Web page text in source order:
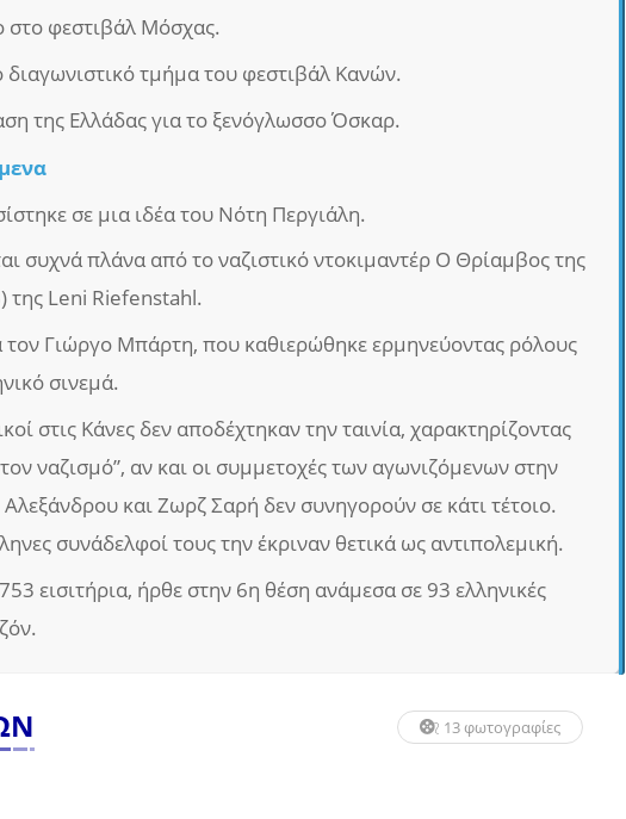
στο φεστιβάλ Μόσχας.
τμήμα του φεστιβάλ Κανών.
της Ελλάδας για το ξενόγλωσσο Όσκαρ.
σε μια ιδέα του Νότη Περγιάλη.
συχνά πλάνα από το ναζιστικό ντοκιμαντέρ Ο Θρίαμβος της
της Leni Riefenstahl.
τον Γιώργο Μπάρτη, που καθιερώθηκε ερμηνεύοντας ρόλους
σινεμά.
στις Κάνες δεν αποδέχτηκαν την ταινία, χαρακτηρίζοντας
ναζισμό”, αν και οι συμμετοχές των αγωνιζόμενων στην
και Ζωρζ Σαρή δεν συνηγορούν σε κάτι τέτοιο.
συνάδελφοί τους την έκριναν θετικά ως αντιπολεμική.
εισιτήρια, ήρθε στην 6η θέση ανάμεσα σε 93 ελληνικές
13 φωτογραφίες